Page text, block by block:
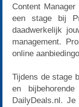
Content
een stage bij
daadwerkelijk
management.
online
Tijdens de stage
en
DailyDeals.nl.